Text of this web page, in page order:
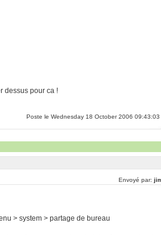
dessus pour ca !
Poste le Wednesday 18 October 2006 09:43:03
Envoyé par:
> system > partage de bureau